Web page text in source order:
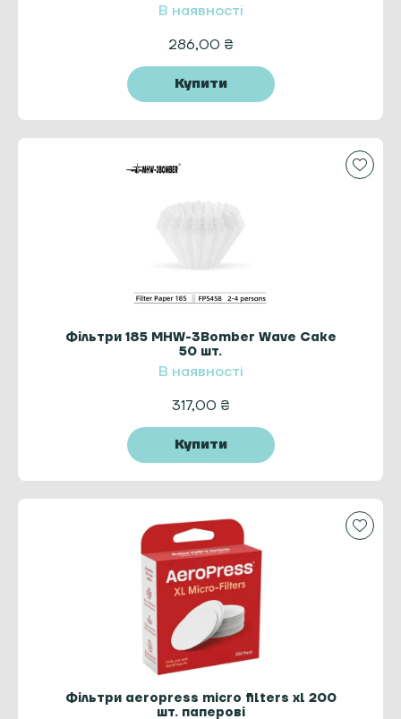
В наявності
286,00 ₴
Купити
Фільтри 185 MHW-3Bomber Wave Cake
50 шт.
В наявності
317,00 ₴
Купити
Фільтри aeropress micro filters xl 200
шт. паперові